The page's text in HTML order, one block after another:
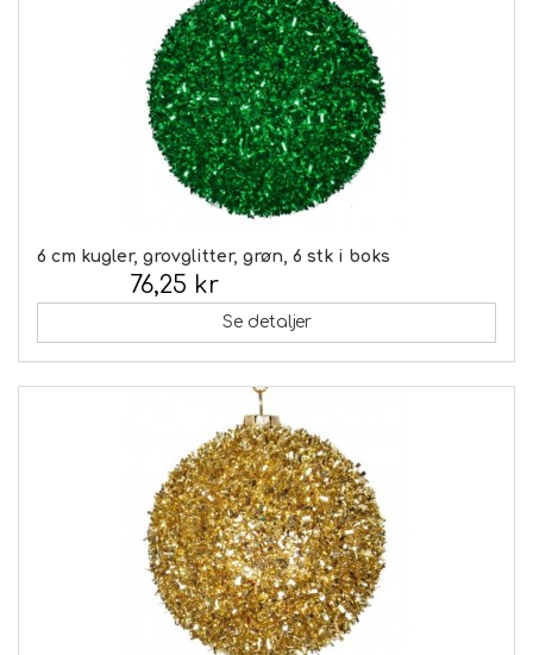
6 cm kugler, grovglitter, grøn, 6 stk i boks
76,25 kr
Se detaljer